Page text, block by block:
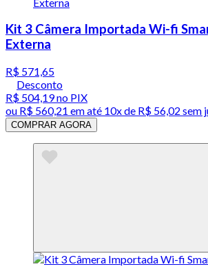
Kit 3 Câmera Importada Wi-fi
Externa
R$ 571,65
Desconto
R$ 504,19no PIX
ou R$ 560,21 em até 10x de R$ 56,02 sem
COMPRAR AGORA